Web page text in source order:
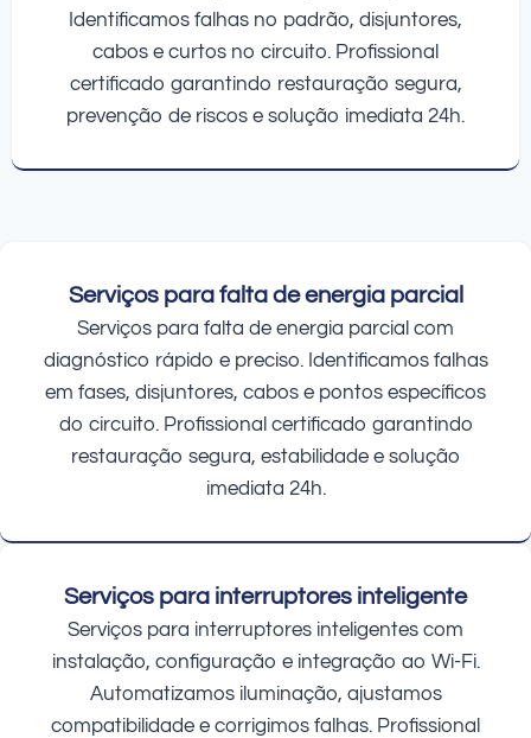
Identificamos falhas no padrão, disjuntores,
cabos e curtos no circuito. Profissional
certificado garantindo restauração segura,
prevenção de riscos e solução imediata 24h.
Serviços para falta de energia parcial
Serviços para falta de energia parcial com
diagnóstico rápido e preciso. Identificamos falhas
em fases, disjuntores, cabos e pontos específicos
do circuito. Profissional certificado garantindo
restauração segura, estabilidade e solução
imediata 24h.
Serviços para interruptores inteligente
Serviços para interruptores inteligentes com
instalação, configuração e integração ao Wi-Fi.
Automatizamos iluminação, ajustamos
compatibilidade e corrigimos falhas. Profissional